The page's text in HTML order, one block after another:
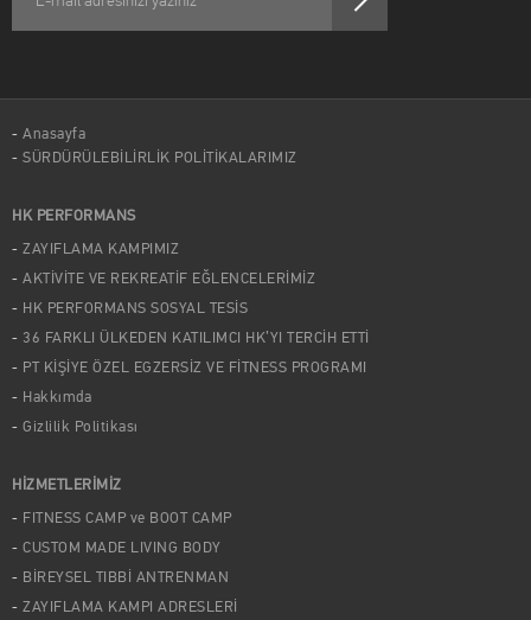
Anasayfa
SÜRDÜRÜLEBİLİRLİK POLİTİKALARIMIZ
HK PERFORMANS
ZAYIFLAMA KAMPIMIZ
AKTİVİTE VE REKREATİF EĞLENCELERİMİZ
HK PERFORMANS SOSYAL TESİS
36 FARKLI ÜLKEDEN KATILIMCI HK’YI TERCİH ETTİ
PT KİŞİYE ÖZEL EGZERSİZ VE FİTNESS PROGRAMI
Hakkımda
Gizlilik Politikası
HİZMETLERİMİZ
FITNESS CAMP ve BOOT CAMP
CUSTOM MADE LIVING BODY
BİREYSEL TIBBİ ANTRENMAN
ZAYIFLAMA KAMPI ADRESLERİ